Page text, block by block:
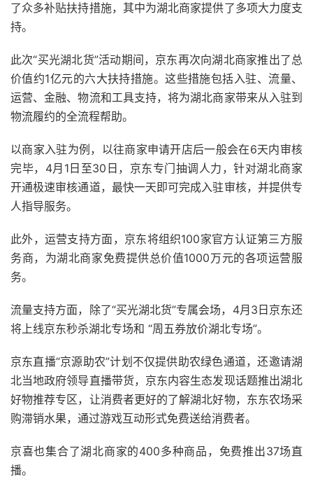
了众多补贴扶持措施，其中为湖北商家提供了多项大力度支
持。
此次“买光湖北货”活动期间，京东再次向湖北商家推出了总
价值约1亿元的六大扶持措施。这些措施包括入驻、流量、
运营、金融、物流和工具支持，将为湖北商家带来从入驻到
物流履约的全流程帮助。
以商家入驻为例，以往商家申请开店后一般会在6天内审核
完毕，4月1日至30日，京东专门抽调人力，针对湖北商家
开通极速审核通道，最快一天即可完成入驻审核，并提供专
人指导服务。
此外，运营支持方面，京东将组织100家官方认证第三方服
务商，为湖北商家免费提供总价值1000万元的各项运营服
务。
流量支持方面，除了“买光湖北货”专属会场，4月3日京东还
将上线京东秒杀湖北专场和 “周五券放价湖北专场”。
京东直播“京源助农”计划不仅提供助农绿色通道，还邀请湖
北当地政府领导直播带货，京东内容生态发现话题推出湖北
好物推荐专区，让消费者更好的了解湖北好物，东东农场采
购滞销水果，通过游戏互动形式免费送给消费者。
京喜也集合了湖北商家的400多种商品，免费推出37场直
播。